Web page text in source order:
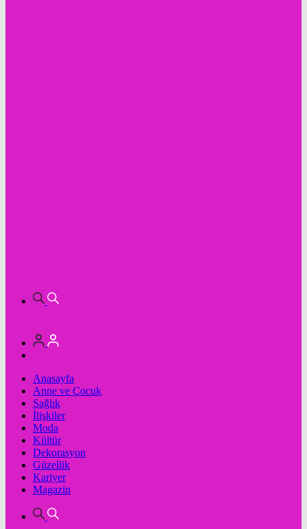
Anasayfa
Anne ve Çocuk
Sağlık
İlişkiler
Moda
Kültür
Dekorasyon
Güzellik
Kariyer
Magazin